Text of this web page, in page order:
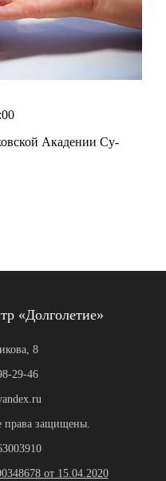
Акадении Су-
«Долголетие»
8
29-46
права защищены.
от 15.04.2020